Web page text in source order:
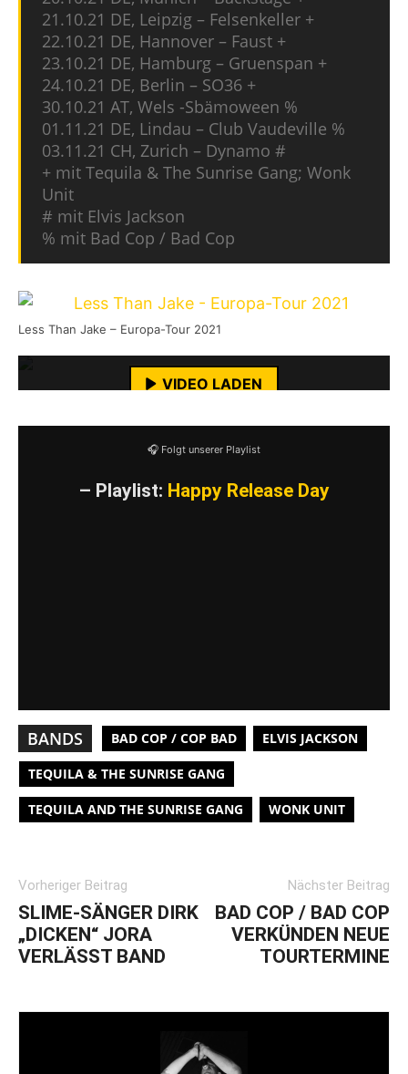
21.10.21 DE, Leipzig – Felsenkeller +
22.10.21 DE, Hannover – Faust +
23.10.21 DE, Hamburg – Gruenspan +
24.10.21 DE, Berlin – SO36 +
30.10.21 AT, Wels -Sbämoween %
01.11.21 DE, Lindau – Club Vaudeville %
03.11.21 CH, Zurich – Dynamo #
+ mit Tequila & The Sunrise Gang; Wonk
Unit
# mit Elvis Jackson
% mit Bad Cop / Bad Cop
Less Than Jake – Europa-Tour 2021
Mit dem Laden des Videos akzeptierst du die
Datenschutzerklärung von YouTube.
VIDEO LADEN
YouTube-Inhalte immer entsperren
🎧 Folgt unserer Playlist
– Playlist: Happy Release Day
BANDS BAD COP / COP BAD ELVIS JACKSON
TEQUILA & THE SUNRISE GANG
TEQUILA AND THE SUNRISE GANG WONK UNIT
Vorheriger Beitrag
SLIME-SÄNGER DIRK
„DICKEN“ JORA
VERLÄSST BAND
Nächster Beitrag
BAD COP / BAD COP
VERKÜNDEN NEUE
TOURTERMINE